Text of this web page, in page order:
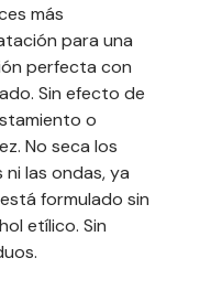
más
para una
perfecta con
Sin efecto de
o
No seca los
ni las ondas, ya
formulado sin
etílico. Sin